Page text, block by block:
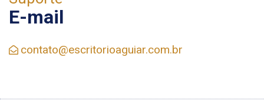
E-mail
contato@escritorioaguiar.com.br